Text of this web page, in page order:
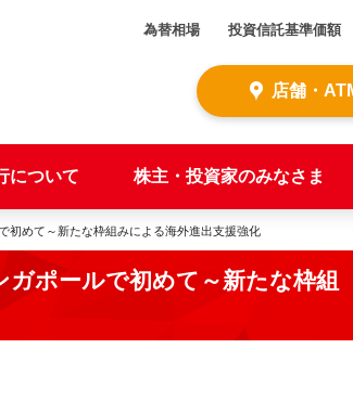
為替相場 投資信託基準価額
店舗・
について 株主・投資家のみなさま
初めて～新たな枠組みによる海外進出支援強化
ポールで初めて～新たな枠組